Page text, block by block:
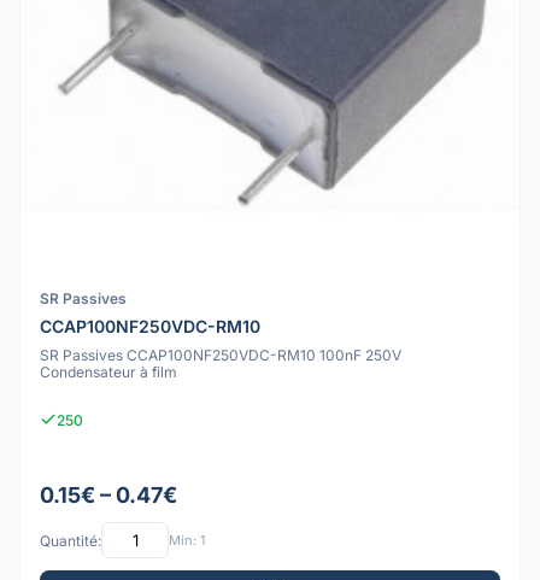
SR Passives
CCAP100NF250VDC-RM10
SR Passives CCAP100NF250VDC-RM10 100nF 250V
Condensateur à film
250
0.15€ – 0.47€
Quantité: Min: 1